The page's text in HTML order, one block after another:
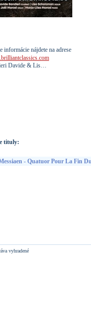
informácie nájdete na adrese
Davide & Lis…
tituly:
- Quatuor Pour La Fin
vyhradené